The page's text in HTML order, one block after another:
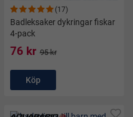
(17)
Badleksaker dykringar fiskar
4-pack
76 kr 95 kr
Köp